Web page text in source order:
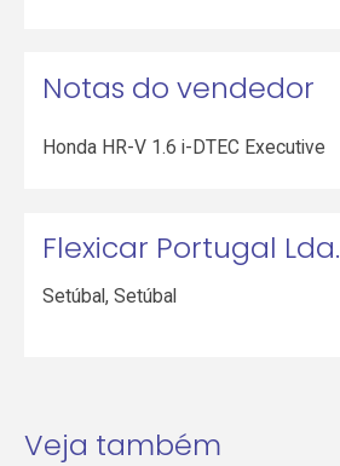
Notas do vendedor
Honda HR-V 1.6 i-DTEC Executive
Flexicar Portugal Lda.
Setúbal,Setúbal
Veja também